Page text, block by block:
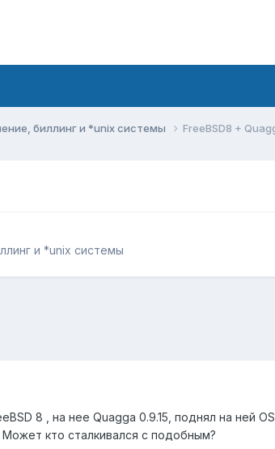
биллинг и *unix системы FreeBSD8 +
и *unix системы
8 , на нее Quagga 0.9.15, поднял на ней
кто сталкивался с подобным?